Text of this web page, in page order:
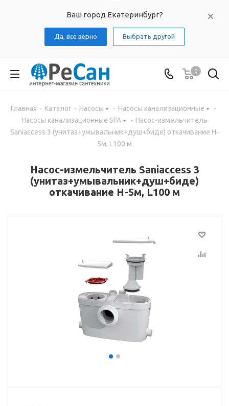
Ваш город Екатеринбург?
Да, все верно Выбрать другой
0
Главная - Каталог - Насосы - Насосы канализационные
-
Насосы канализационные SFA
- Насос-измельчитель
Saniaccess 3 (унитаз+умывальник+душ+биде) откачивание H-
5м, L100 м
Насос-измельчитель Saniaccess 3
(унитаз+умывальник+душ+биде)
откачивание H-5м, L100 м